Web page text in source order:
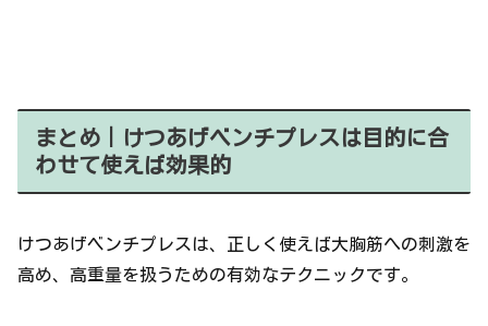
まとめ｜けつあげベンチプレスは目的に合
わせて使えば効果的
けつあげベンチプレスは、正しく使えば大胸筋への刺激を
高め、高重量を扱うための有効なテクニックです。